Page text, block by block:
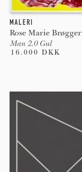
MALERI
Rose Marie Brøgger
Man 2.0 Gul
16.000 DKK